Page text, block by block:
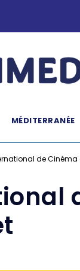
MÉDITERRANÉE
de